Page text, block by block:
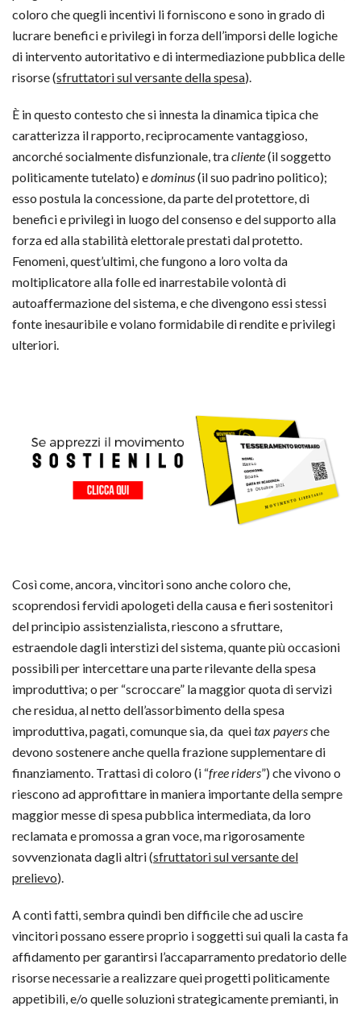
coloro che quegli incentivi li forniscono e sono in grado di
lucrare benefici e privilegi in forza dell’imporsi delle logiche
di intervento autoritativo e di intermediazione pubblica delle
risorse (sfruttatori sul versante della spesa).
È in questo contesto che si innesta la dinamica tipica che
caratterizza il rapporto, reciprocamente vantaggioso,
ancorché socialmente disfunzionale, tracliente(il soggetto
politicamente tutelato) edominus(il suo padrino politico);
esso postula la concessione, da parte del protettore, di
benefici e privilegi in luogo del consenso e del supporto alla
forza ed alla stabilità elettorale prestati dal protetto.
Fenomeni, quest’ultimi, che fungono a loro volta da
moltiplicatore alla folle ed inarrestabile volontà di
autoaffermazione del sistema, e che divengono essi stessi
fonte inesauribile e volano formidabile di rendite e privilegi
ulteriori.
Così come, ancora, vincitori sono anche coloro che,
scoprendosi fervidi apologeti della causa e fieri sostenitori
del principio assistenzialista, riescono a sfruttare,
estraendole dagli interstizi del sistema, quante più occasioni
possibili per intercettare una parte rilevante della spesa
improduttiva; o per “scroccare” la maggior quota di servizi
che residua, al netto dell’assorbimento della spesa
improduttiva, pagati, comunque sia, da queitax payersche
devono sostenere anche quella frazione supplementare di
finanziamento. Trattasi di coloro (i “free riders”) che vivono o
riescono ad approfittare in maniera importante della sempre
maggior messe di spesa pubblica intermediata, da loro
reclamata e promossa a gran voce, ma rigorosamente
sovvenzionata dagli altri (sfruttatori sul versante del
prelievo).
A conti fatti, sembra quindi ben difficile che ad uscire
vincitori possano essere proprio i soggetti sui quali la casta fa
affidamento per garantirsi l’accaparramento predatorio delle
risorse necessarie a realizzare quei progetti politicamente
appetibili, e/o quelle soluzioni strategicamente premianti, in